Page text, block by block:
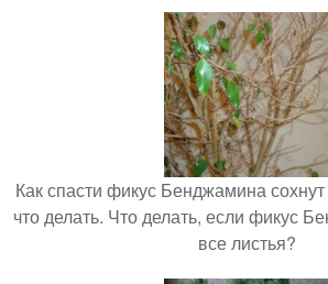
Как спасти фикус Бенджамина
что делать. Что делать, если фикус
все листья?